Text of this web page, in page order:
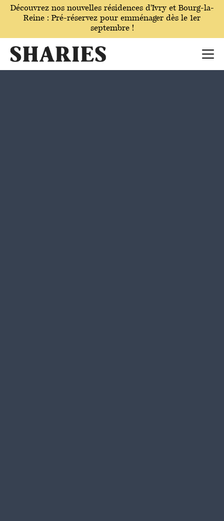
Découvrez nos nouvelles résidences d'Ivryet Bourg-la-
Reine : Pré-réservez pour emménager dès le 1er
septembre !